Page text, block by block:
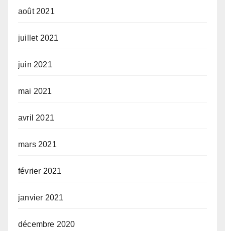
août 2021
juillet 2021
juin 2021
mai 2021
avril 2021
mars 2021
février 2021
janvier 2021
décembre 2020